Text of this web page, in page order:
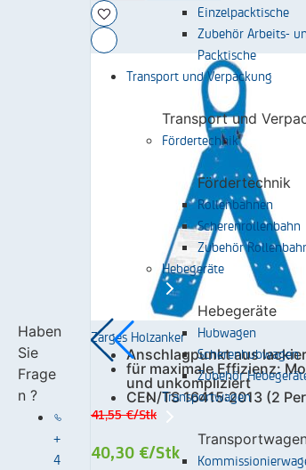
Einzelpacktische
Zubehör Arbeits-
Packtische
Transport und Verpackung
Transport und
Fördertechnik
Fördertechnik
Rollenbahnen
Scherenrollenbahn
Zubehör
Hebegeräte
Hebegeräte
Hubwagen
Scherenhubwagen
Zubehör
Transportwagen
Zarges Holzanker
Anschlagpunkt aus
für maximale Effizienz:
und unkompliziert
CEN/TS 16415:2013 (2
41,55 €/Stk
40,30 €/Stk
Haben
Sie
Frage
n ?
+
4